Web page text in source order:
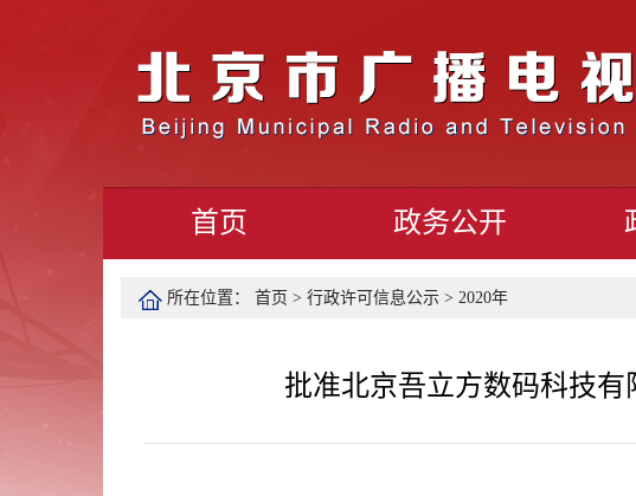
首页 政务公开
所在位置： 首页 > 行政许可信息公示 > 2020年
批准北京吾立方数码科技